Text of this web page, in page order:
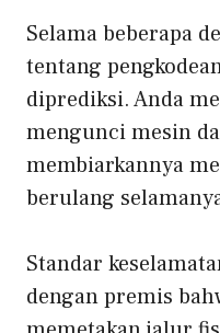
Selama beberapa
tentang
diprediksi. Anda
mengunci mesin
membiarkannya
berulang
Standar
dengan premis